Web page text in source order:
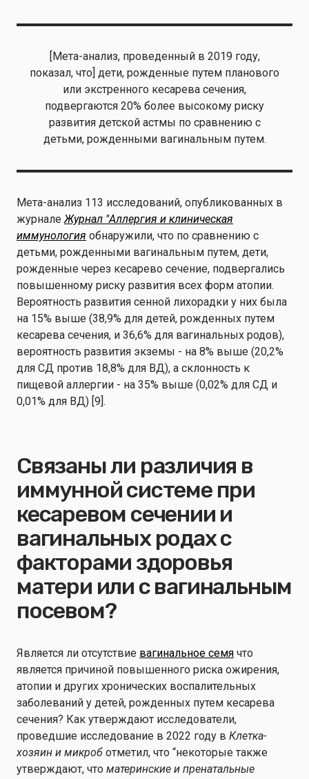
[Мета-анализ, проведенный в 2019 году,
показал, что] дети, рожденные путем планового
или экстренного кесарева сечения,
подвергаются 20% более высокому риску
развития детской астмы по сравнению с
детьми, рожденными вагинальным путем.
Мета-анализ 113 исследований, опубликованных в
журналеЖурнал "Аллергия и клиническая
иммунология обнаружили, что по сравнению с
детьми, рожденными вагинальным путем, дети,
рожденные через кесарево сечение, подвергались
повышенному риску развития всех форм атопии.
Вероятность развития сенной лихорадки у них была
на 15% выше (38,9% для детей, рожденных путем
кесарева сечения, и 36,6% для вагинальных родов),
вероятность развития экземы - на 8% выше (20,2%
для СД против 18,8% для ВД), а склонность к
пищевой аллергии - на 35% выше (0,02% для СД и
0,01% для ВД) [9].
Связаны ли различия в
иммунной системе при
кесаревом сечении и
вагинальных родах с
факторами здоровья
матери или с вагинальным
посевом?
Является ли отсутствие вагинальное семя что
является причиной повышенного риска ожирения,
атопии и других хронических воспалительных
заболеваний у детей, рожденных путем кесарева
сечения? Как утверждают исследователи,
проведшие исследование в 2022 году в Клетка-
хозяин и микроб отметил, что “некоторые также
утверждают, что материнские и пренатальные